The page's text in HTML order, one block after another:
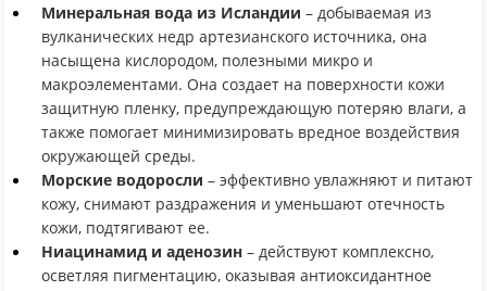
Минеральная вода из Исландии – добываемая из
вулканических недр артезианского источника, она
насыщена кислородом, полезными микро и
макроэлементами. Она создает на поверхности кожи
защитную пленку, предупреждающую потеряю влаги, а
также помогает минимизировать вредное воздействия
окружающей среды.
Морские водоросли – эффективно увлажняют и питают
кожу, снимают раздражения и уменьшают отечность
кожи, подтягивают ее.
Ниацинамид и аденозин – действуют комплексно,
осветляя пигментацию, оказывая антиоксидантное